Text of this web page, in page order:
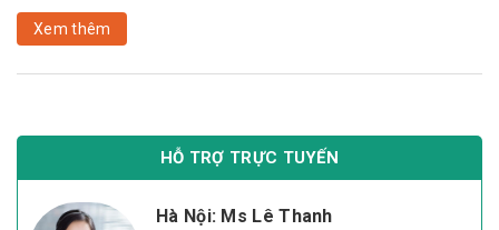
Xem thêm
HỖ TRỢ TRỰC TUYẾN
Hà Nội: Ms Lê Thanh